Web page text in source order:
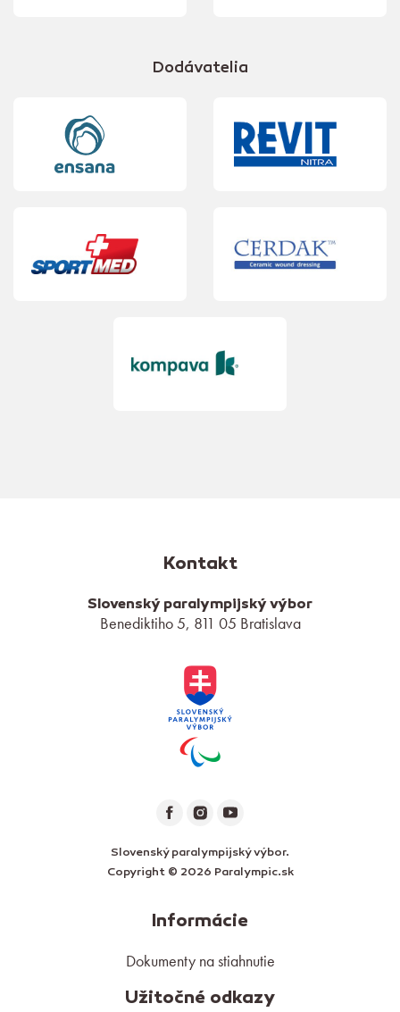
Dodávatelia
Kontakt
Slovenský paralympijský výbor
Benediktiho 5, 811 05 Bratislava
Slovenský paralympijský výbor.
Copyright © 2026 Paralympic.sk
Informácie
Dokumenty na stiahnutie
Užitočné odkazy